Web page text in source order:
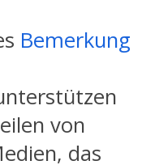
Bemerkung
von
das